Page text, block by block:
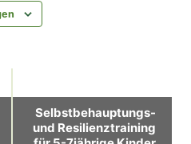
Selbstbehauptungs-
und Resilienztraining